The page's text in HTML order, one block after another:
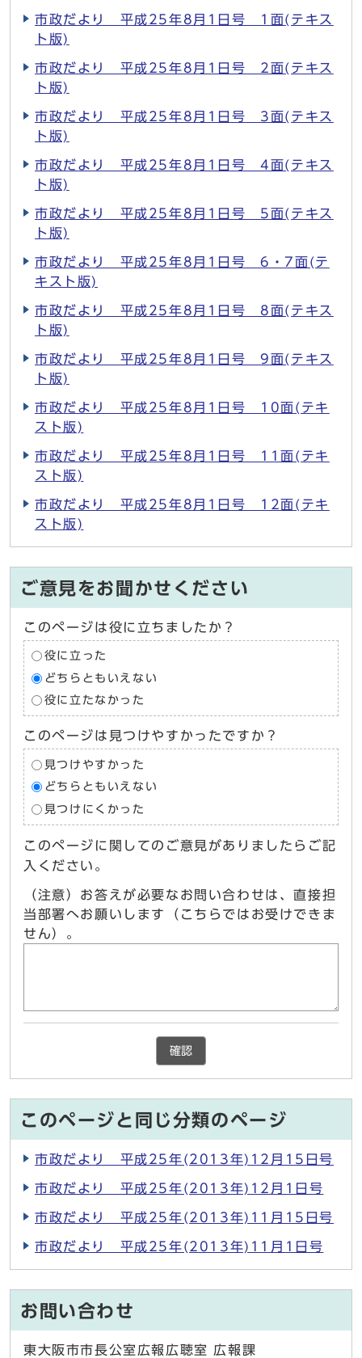
市政だより 平成25年8月1日号 1面(テキス
ト版)
市政だより 平成25年8月1日号 2面(テキス
ト版)
市政だより 平成25年8月1日号 3面(テキス
ト版)
市政だより 平成25年8月1日号 4面(テキス
ト版)
市政だより 平成25年8月1日号 5面(テキス
ト版)
市政だより 平成25年8月1日号 6・7面(テ
キスト版)
市政だより 平成25年8月1日号 8面(テキス
ト版)
市政だより 平成25年8月1日号 9面(テキス
ト版)
市政だより 平成25年8月1日号 10面(テキ
スト版)
市政だより 平成25年8月1日号 11面(テキ
スト版)
市政だより 平成25年8月1日号 12面(テキ
スト版)
ご意見をお聞かせください
このページは役に立ちましたか？
役に立った
どちらともいえない
役に立たなかった
このページは見つけやすかったですか？
見つけやすかった
どちらともいえない
見つけにくかった
このページに関してのご意見がありましたらご記
入ください。
（注意）お答えが必要なお問い合わせは、直接担
当部署へお願いします（こちらではお受けできま
せん）。
確認
このページと同じ分類のページ
市政だより 平成25年(2013年)12月15日号
市政だより 平成25年(2013年)12月1日号
市政だより 平成25年(2013年)11月15日号
市政だより 平成25年(2013年)11月1日号
お問い合わせ
東大阪市市長公室広報広聴室 広報課